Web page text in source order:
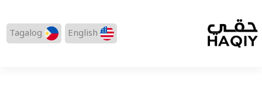
English
Tagalog